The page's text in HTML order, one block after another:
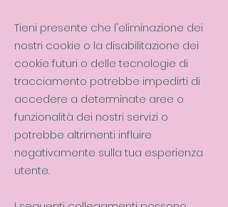
Tieni presente che l'eliminazione dei
nostri cookie o la disabilitazione dei
cookie futuri o delle tecnologie di
tracciamento potrebbe impedirti di
accedere a determinate aree o
funzionalità dei nostri servizi o
potrebbe altrimenti influire
negativamente sulla tua esperienza
utente.